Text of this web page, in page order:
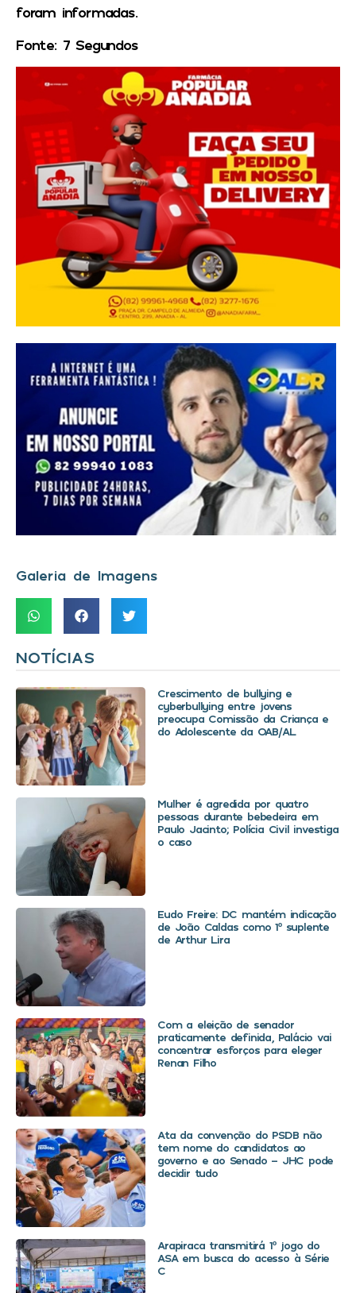
foram informadas.
Fonte: 7 Segundos
Galeria de Imagens
NOTÍCIAS
Crescimento de bullying e
cyberbullying entre jovens
preocupa Comissão da Criança e
do Adolescente da OAB/AL
Mulher é agredida por quatro
pessoas durante bebedeira em
Paulo Jacinto; Polícia Civil investiga
o caso
Eudo Freire: DC mantém indicação
de João Caldas como 1º suplente
de Arthur Lira
Com a eleição de senador
praticamente definida, Palácio vai
concentrar esforços para eleger
Renan Filho
Ata da convenção do PSDB não
tem nome do candidatos ao
governo e ao Senado – JHC pode
decidir tudo
Arapiraca transmitirá 1º jogo do
ASA em busca do acesso à Série
C